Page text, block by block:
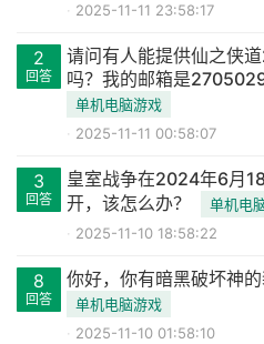
2025-11-11 23:58:17
2
回答
请问有人能提供仙之侠
吗？我的邮箱是
单机电脑游戏
2025-11-11 00:58:07
3
回答
皇室战争在2024年6月
开，该怎么办？
单机电
2025-11-10 18:58:22
8
回答
你好，你有暗黑破坏神的
单机电脑游戏
2025-11-10 01:58:10